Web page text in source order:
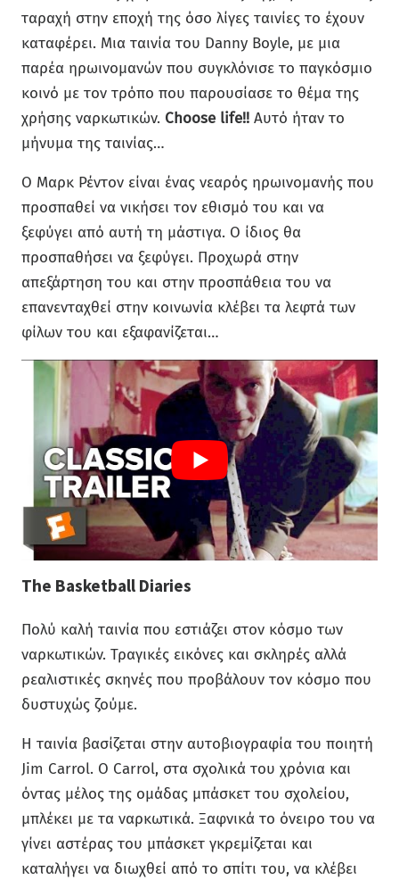
ταραχή στην εποχή της όσο λίγες ταινίες το έχουν
καταφέρει. Μια ταινία του Danny Boyle, με μια
παρέα ηρωινομανών που συγκλόνισε το παγκόσμιο
κοινό με τον τρόπο που παρουσίασε το θέμα της
χρήσης ναρκωτικών. Choose life!! Αυτό ήταν το
μήνυμα της ταινίας…
Ο Μαρκ Ρέντον είναι ένας νεαρός ηρωινομανής που
προσπαθεί να νικήσει τον εθισμό του και να
ξεφύγει από αυτή τη μάστιγα. Ο ίδιος θα
προσπαθήσει να ξεφύγει. Προχωρά στην
απεξάρτηση του και στην προσπάθεια του να
επανενταχθεί στην κοινωνία κλέβει τα λεφτά των
φίλων του και εξαφανίζεται…
The Basketball Diaries
Πολύ καλή ταινία που εστιάζει στον κόσμο των
ναρκωτικών. Τραγικές εικόνες και σκληρές αλλά
ρεαλιστικές σκηνές που προβάλουν τον κόσμο που
δυστυχώς ζούμε.
Η ταινία βασίζεται στην αυτοβιογραφία του ποιητή
Jim Carrol. Ο Carrol, στα σχολικά του χρόνια και
όντας μέλος της ομάδας μπάσκετ του σχολείου,
μπλέκει με τα ναρκωτικά. Ξαφνικά το όνειρο του να
γίνει αστέρας του μπάσκετ γκρεμίζεται και
καταλήγει να διωχθεί από το σπίτι του, να κλέβει